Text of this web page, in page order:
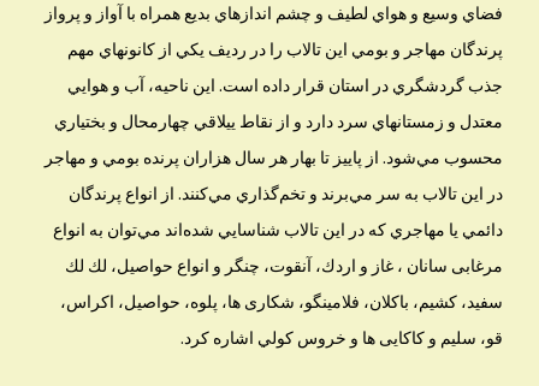
فضاي وسيع و هواي لطيف و چشم اندازهاي بديع همراه با آواز و پرواز
پرندگان مهاجر و بومي اين تالاب را در رديف يكي از كانونهاي مهم
جذب گردشگري در استان قرار داده است. اين ناحيه، آب و هوايي
معتدل و زمستانهاي سرد دارد و از نقاط ييلاقي چهارمحال و بختياري
محسوب مي‌شود. از پاييز تا بهار هر سال هزاران پرنده بومي و مهاجر
در اين تالاب به سر مي‌برند و تخم‌گذاري مي‌كنند. از انواع پرندگان
دائمي يا مهاجري كه در اين تالاب شناسايي شده‌اند مي‌توان به انواع
مرغابی سانان ، غاز و اردك، آنقوت، چنگر و انواع حواصيل، لك لك
سفيد، کشیم، باکلان، فلامينگو، شكارى ها، پلوه، حواصيل، اكراس،
قو، سليم و كاكايى ها و خروس كولي اشاره كرد.